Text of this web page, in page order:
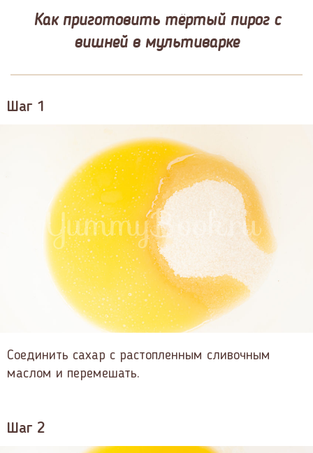
Как приготовить тёртый пирог с
вишней в мультиварке
Шаг 1
Соединить сахар с растопленным сливочным
маслом и перемешать.
Шаг 2